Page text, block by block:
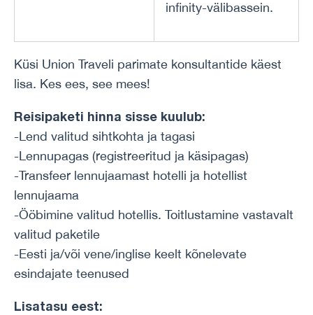
infinity-välibassein.
Küsi Union Traveli parimate konsultantide käest
lisa. Kes ees, see mees!
Reisipaketi hinna sisse kuulub:
-Lend valitud sihtkohta ja tagasi
-Lennupagas (registreeritud ja käsipagas)
-Transfeer lennujaamast hotelli ja hotellist
lennujaama
-Ööbimine valitud hotellis. Toitlustamine vastavalt
valitud paketile
-Eesti ja/või vene/inglise keelt kõnelevate
esindajate teenused
Lisatasu eest: